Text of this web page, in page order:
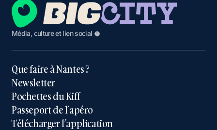
Média, culture et lien social 🥥
Que faire à Nantes ?
Newsletter
Pochettes du Kiff
Passeport de l’apéro
Télécharger l’application